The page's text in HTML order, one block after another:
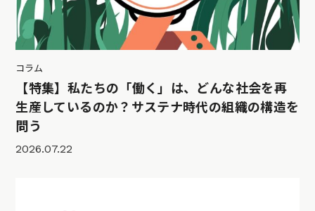
コラム
【特集】私たちの「働く」は、どんな社会を再
生産しているのか？サステナ時代の組織の構造を
問う
2026.07.22